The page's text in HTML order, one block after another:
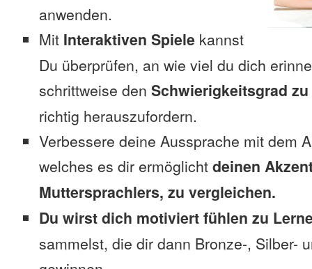
anwenden.
Mit Interaktiven Spiele kannst
Du überprüfen, an wie viel du dich
schrittweise den Schwierigkeitsgrad
richtig herauszufordern.
Verbessere deine Aussprache mit dem
welches es dir ermöglicht deinen
Muttersprachlers, zu vergleichen.
Du wirst dich motiviert fühlen zu
sammelst, die dir dann Bronze-, Silber-